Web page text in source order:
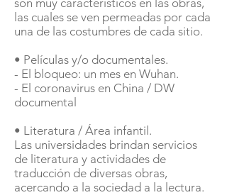
son muy característicos en las obras,
las cuales se ven permeadas por cada
una de las costumbres de cada sitio.
• Películas y/o documentales.
- El bloqueo: un mes en Wuhan.
- El coronavirus en China / DW
documental
• Literatura / Área infantil.
Las universidades brindan servicios
de literatura y actividades de
traducción de diversas obras,
acercando a la sociedad a la lectura.